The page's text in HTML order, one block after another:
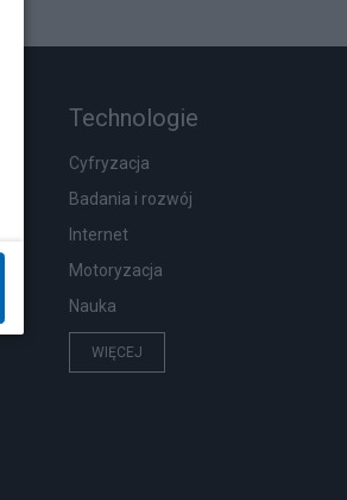
Technologie
Cyfryzacja
Badania i rozwój
Internet
Motoryzacja
Nauka
WIĘCEJ